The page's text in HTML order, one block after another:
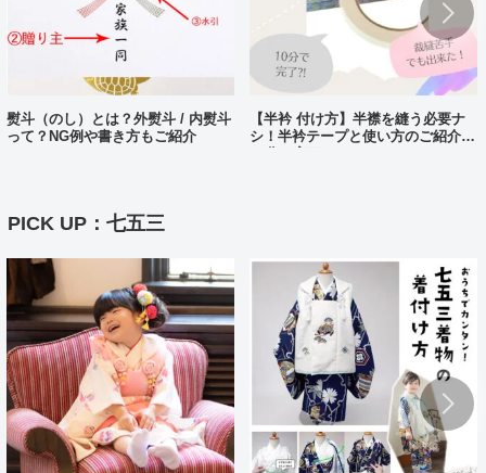
熨斗（のし）とは？外熨斗 / 内熨斗
って？NG例や書き方もご紹介
【半衿 付け方】半襟を縫う必要ナ
シ！半衿テープと使い方のご紹介。
PICK UP：七五三